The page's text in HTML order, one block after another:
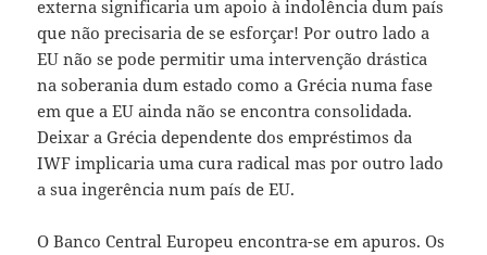
externa significaria um apoio à indolência dum país
que não precisaria de se esforçar! Por outro lado a
EU não se pode permitir uma intervenção drástica
na soberania dum estado como a Grécia numa fase
em que a EU ainda não se encontra consolidada.
Deixar a Grécia dependente dos empréstimos da
IWF implicaria uma cura radical mas por outro lado
a sua ingerência num país de EU.
O Banco Central Europeu encontra-se em apuros. Os